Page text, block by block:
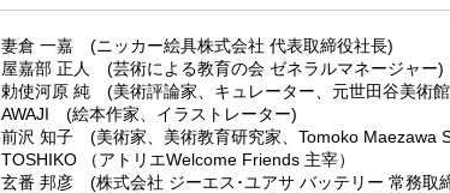
妻倉 一嘉 (ニッカー絵具株式会社 代表取締役社長)
屋嘉部 正人 (芸術による教育の会 ゼネラルマネージャー)
勅使河原 純 (美術評論家、キュレーター、元世田谷美術
AWAJI (絵本作家、イラストレーター)
前沢 知子 (美術家、美術教育研究家、Tomoko Maezawa
TOSHIKO （アトリエWelcome Friends 主宰）
玄番 邦彦 (株式会社 ジーエス･ユアサ バッテリー 常務取